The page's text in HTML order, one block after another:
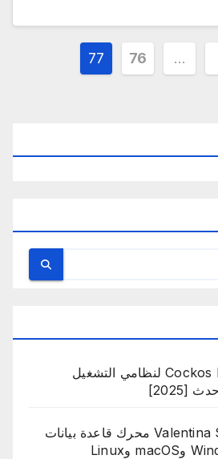
…
76
77
تنزيل Cockos REAPER 7.41 لنظامي التشغيل
تنزيل Valentina Server 15.4.0 محرك قاعدة بيانات